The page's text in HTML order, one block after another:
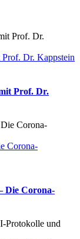
Dr. Kappstein
Prof. Dr.
Corona-
Die Corona-